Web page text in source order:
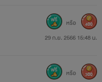
29 ก.ย. 2566 15:48 น.
หรือ 400
หรือ 300